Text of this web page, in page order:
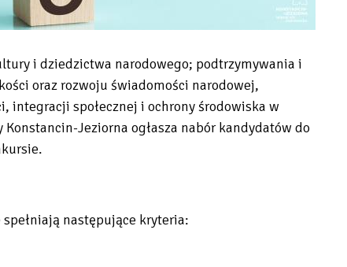
i dziedzictwa narodowego; podtrzymywania i
oraz rozwoju świadomości narodowej,
społecznej i ochrony środowiska w
Jeziorna ogłasza nabór kandydatów do
następujące kryteria: